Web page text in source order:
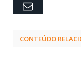
Email
CONTEÚDO